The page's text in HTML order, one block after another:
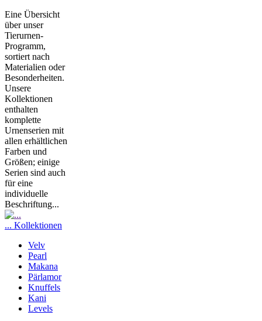
Eine Übersicht
über unser
Tierurnen-
Programm,
sortiert nach
Materialien oder
Besonderheiten.
Unsere
Kollektionen
enthalten
komplette
Urnenserien mit
allen erhältlichen
Farben und
Größen; einige
Serien sind auch
für eine
individuelle
Beschriftung...
... Kollektionen
Velv
Pearl
Makana
Pärlamor
Knuffels
Kani
Levels